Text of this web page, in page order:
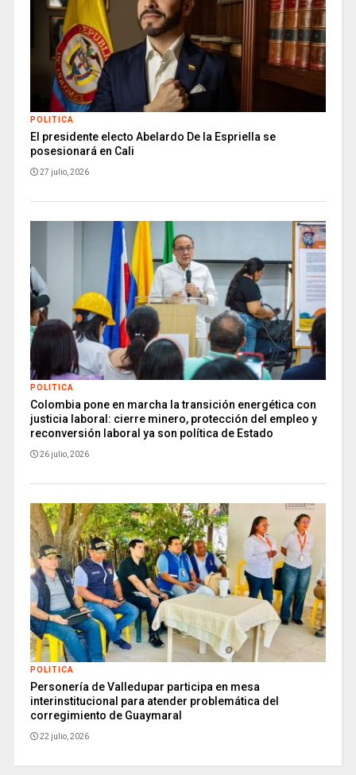
POLITICA
El presidente electo Abelardo De la Espriella se
posesionará en Cali
27 julio, 2026
POLITICA
Colombia pone en marcha la transición energética con
justicia laboral: cierre minero, protección del empleo y
reconversión laboral ya son política de Estado
26 julio, 2026
POLITICA
Personería de Valledupar participa en mesa
interinstitucional para atender problemática del
corregimiento de Guaymaral
22 julio, 2026